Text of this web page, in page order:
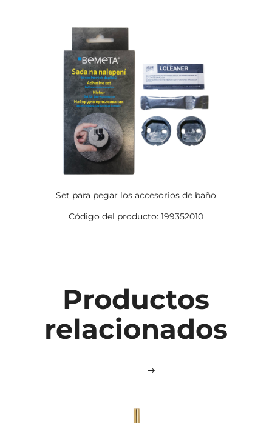
Set para pegar los accesorios de baño
Código del producto: 199352010
Productos
relacionados